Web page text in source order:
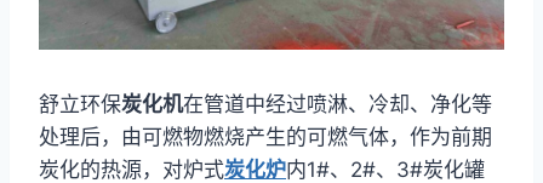
舒立环保炭化机在管道中经过喷淋、冷却、净化等
处理后，由可燃物燃烧产生的可燃气体，作为前期
炭化的热源，对炉式炭化炉内1#、2#、3#炭化罐